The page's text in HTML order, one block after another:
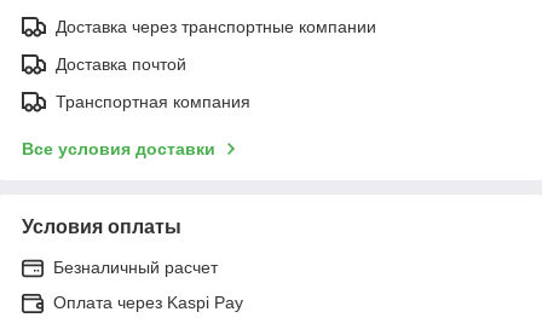
Доставка через транспортные компании
Доставка почтой
Транспортная компания
Все условия доставки
Условия оплаты
Безналичный расчет
Оплата через Kaspi Pay